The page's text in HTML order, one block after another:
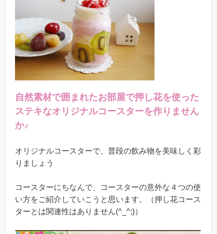
自然素材で囲まれたお部屋で押し花を使った
ステキなオリジナルコースターを作りません
か♪
オリジナルコースターで、普段の飲み物を美味しく彩
りましょう
コースターにちなんで、コースターの意外な４つの使
い方をご紹介していこうと思います。（押し花コース
ターとは関連性はありません(^_^;)）